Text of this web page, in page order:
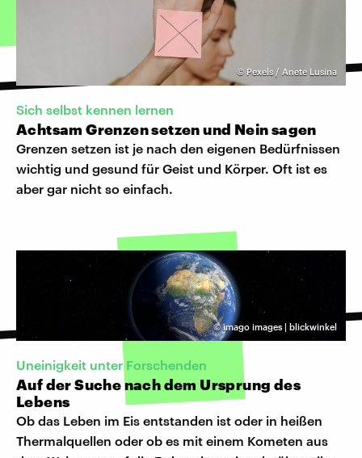
© Pexels / Anete Lusina
Sich selbst kennen lernen
Achtsam Grenzen setzen und Nein sagen
Grenzen setzen ist je nach den eigenen Bedürfnissen
wichtig und gesund für Geist und Körper. Oft ist es
aber gar nicht so einfach.
©imago images | blickwinkel
Uneinigkeit unter Forschenden
Auf der Suche nach dem Ursprung des
Lebens
Ob das Leben im Eis entstanden ist oder in heißen
Thermalquellen oder ob es mit einem Kometen aus